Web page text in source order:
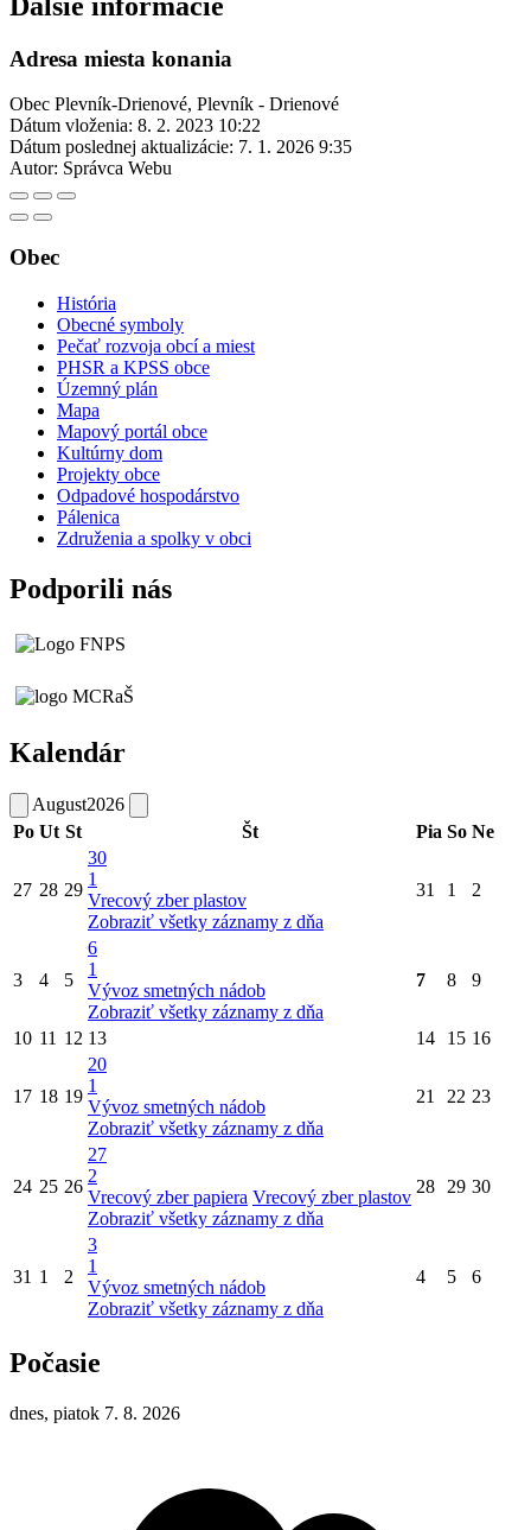
Adresa miesta konania
Obec Plevník-Drienové, Plevník - Drienové
Dátum vloženia: 8. 2. 2023 10:22
Dátum poslednej aktualizácie: 7. 1. 2026 9:35
Autor: Správca Webu
Obec
História
Obecné symboly
Pečať rozvoja obcí a miest
PHSR a KPSS obce
Územný plán
Mapa
Mapový portál obce
Kultúrny dom
Projekty obce
Odpadové hospodárstvo
Pálenica
Združenia a spolky v obci
Podporili nás
Kalendár
August2026
Po Ut St Št Pia So Ne
27 28 29
30
1
Vrecový zber plastov
Zobraziť všetky záznamy z dňa
31 1 2
3 4 5
6
1
Vývoz smetných nádob
Zobraziť všetky záznamy z dňa
7 8 9
10 11 12 13 14 15 16
17 18 19
20
1
Vývoz smetných nádob
Zobraziť všetky záznamy z dňa
21 22 23
24 25 26
27
2
Vrecový zber papiera Vrecový zber plastov
Zobraziť všetky záznamy z dňa
28 29 30
31 1 2
3
1
Vývoz smetných nádob
Zobraziť všetky záznamy z dňa
4 5 6
Počasie
dnes, piatok 7. 8. 2026